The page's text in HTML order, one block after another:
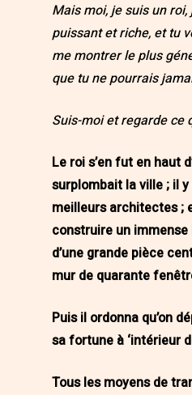
Mais moi, je suis un
puissant et riche, et tu
me montrer le plus
que tu ne pourrais
Suis-moi et regarde ce
Le roi s’en fut en haut
surplombait la ville ; il
meilleurs architectes ;
construire un
d’une grande pièce
mur de quarante
Puis il ordonna qu’on
sa fortune à ‘intérieur
Tous les moyens de